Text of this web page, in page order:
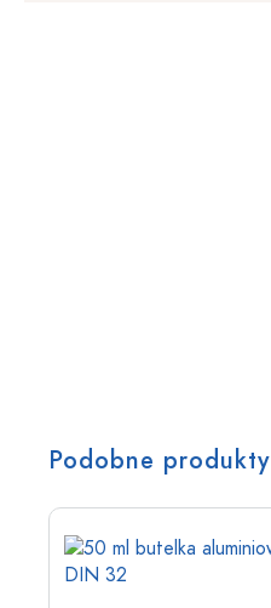
Podobne produkty